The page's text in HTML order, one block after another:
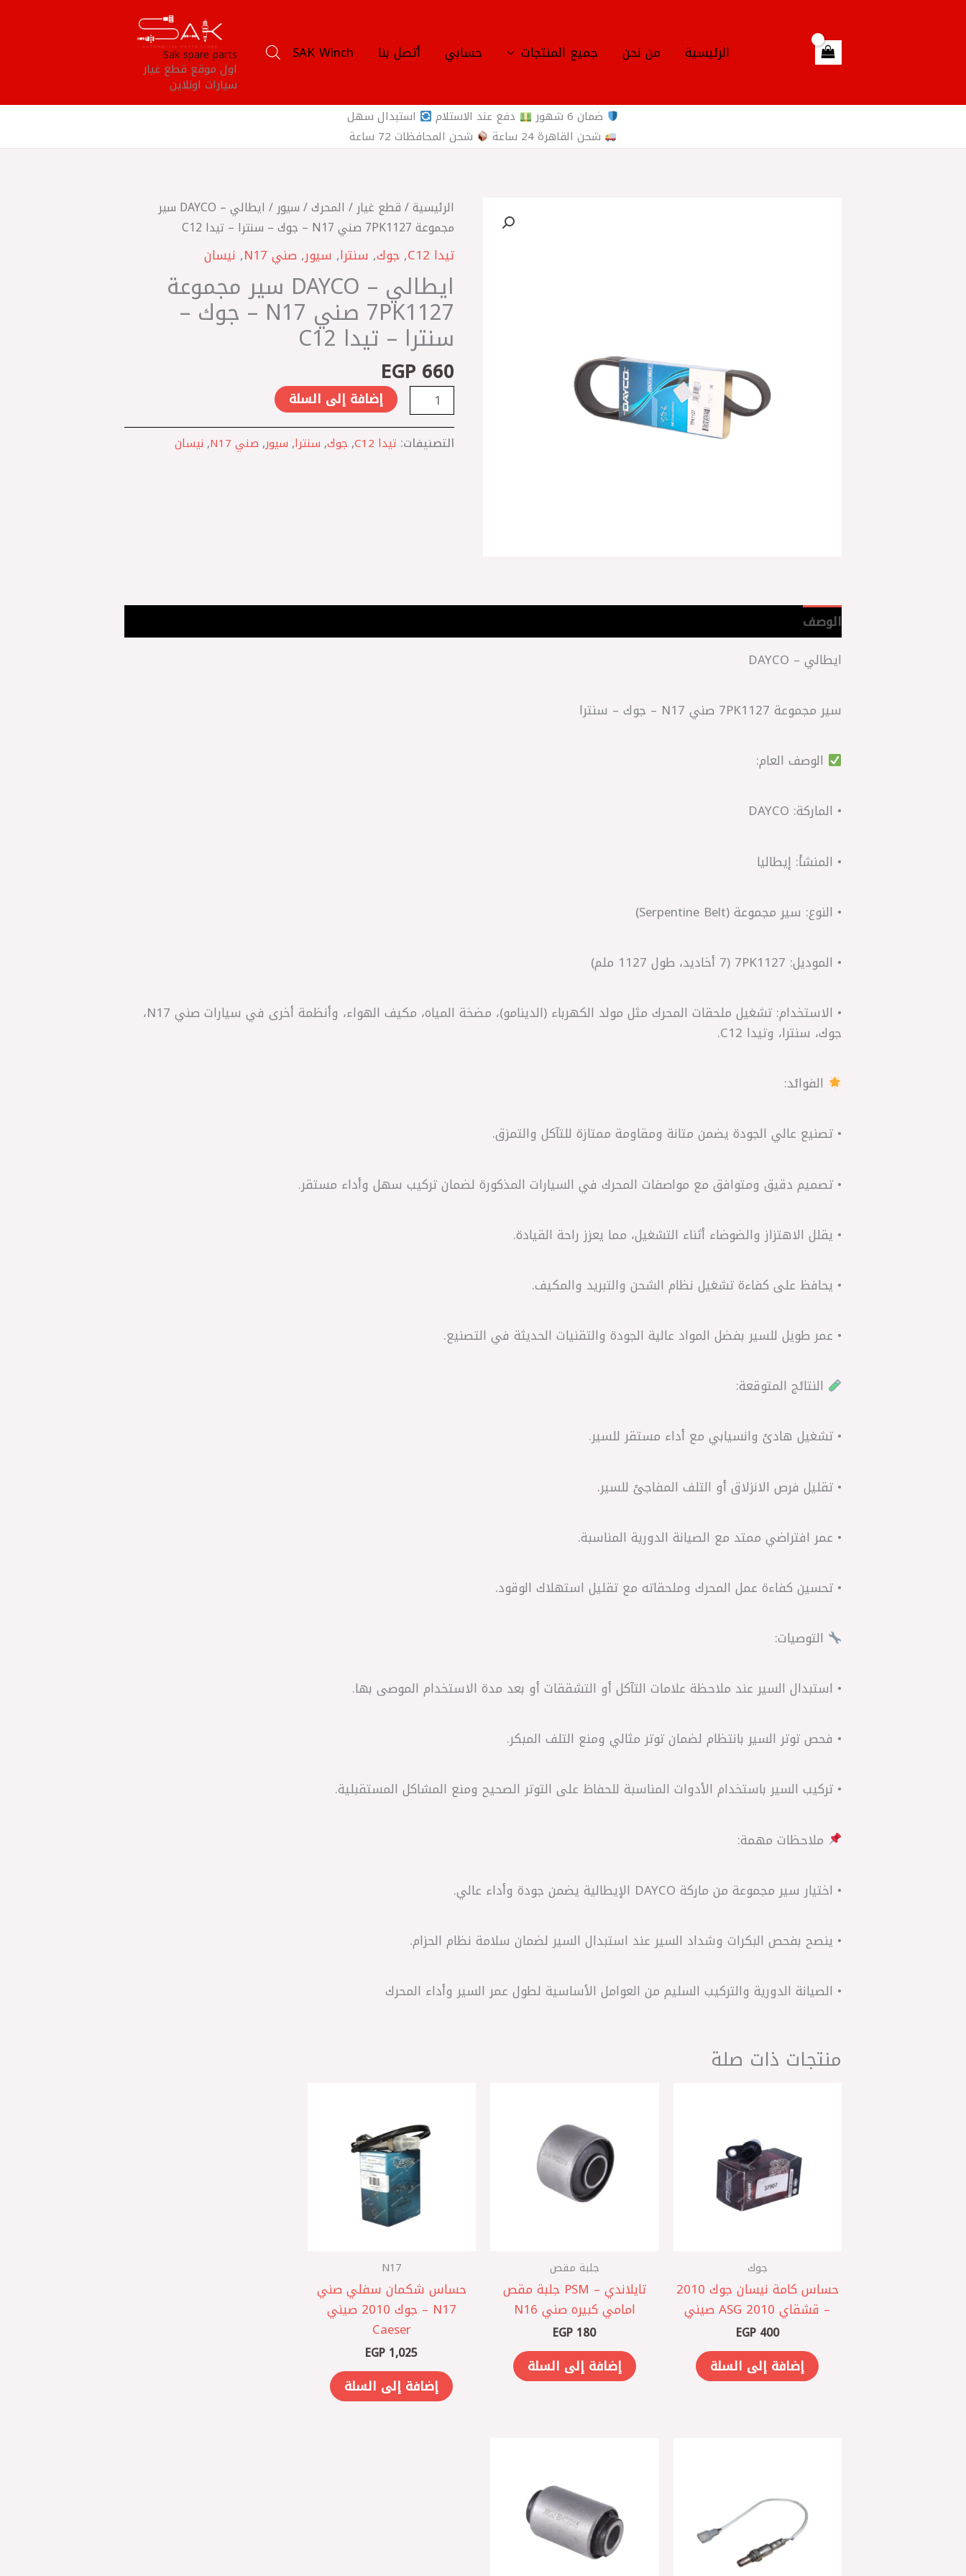
الرئيسية من نحن جميع المنتجات حسابي أتصل بنا SAK Winch
Sak spare parts
اول موقع قطع غيار
سيارات اونلاين
ضمان 6 شهور
دفع عند الاستلام
استبدال سهل
شحن القاهرة 24 ساعة
شحن المحافظات 72 ساعة
الرئيسية/ قطع غيار/ المحرك/ سيور
/ ايطالي – DAYCO سير
مجموعة 7PK1127 صني N17 – جوك – سنترا – تيدا C12
تيدا C12 , جوك, سنترا, سيور, صني N17 , نيسان
ايطالي – DAYCO سير مجموعة
7PK1127 صني N17 – جوك –
سنترا – تيدا C12
EGP 660
كمية
ايطالي
-
DAYCO
سير
مجموعة
7PK1127
صني
N17
-
جوك
-
سنترا
إضافة إلى السلة
التصنيفات: تيدا C12 , جوك, سنترا, سيور, صني N17 , نيسان
الوصف
ايطالي – DAYCO
سير مجموعة 7PK1127 صني N17 – جوك – سنترا
الوصف العام:
• الماركة: DAYCO
• المنشأ: إيطاليا
• النوع: سير مجموعة (Serpentine Belt)
• الموديل: 7PK1127 (7 أخاديد، طول 1127 ملم)
• الاستخدام: تشغيل ملحقات المحرك مثل مولد الكهرباء (الدينامو)، مضخة المياه، مكيف الهواء، وأنظمة أخرى في سيارات صني N17،
جوك، سنترا، وتيدا C12.
الفوائد:
• تصنيع عالي الجودة يضمن متانة ومقاومة ممتازة للتآكل والتمزق.
• تصميم دقيق ومتوافق مع مواصفات المحرك في السيارات المذكورة لضمان تركيب سهل وأداء مستقر.
• يقلل الاهتزاز والضوضاء أثناء التشغيل، مما يعزز راحة القيادة.
• يحافظ على كفاءة تشغيل نظام الشحن والتبريد والمكيف.
• عمر طويل للسير بفضل المواد عالية الجودة والتقنيات الحديثة في التصنيع.
النتائج المتوقعة:
• تشغيل هادئ وانسيابي مع أداء مستقر للسير.
• تقليل فرص الانزلاق أو التلف المفاجئ للسير.
• عمر افتراضي ممتد مع الصيانة الدورية المناسبة.
• تحسين كفاءة عمل المحرك وملحقاته مع تقليل استهلاك الوقود.
التوصيات:
• استبدال السير عند ملاحظة علامات التآكل أو التشققات أو بعد مدة الاستخدام الموصى بها.
• فحص توتر السير بانتظام لضمان توتر مثالي ومنع التلف المبكر.
• تركيب السير باستخدام الأدوات المناسبة للحفاظ على التوتر الصحيح ومنع المشاكل المستقبلية.
ملاحظات مهمة:
• اختيار سير مجموعة من ماركة DAYCO الإيطالية يضمن جودة وأداء عالي.
• ينصح بفحص البكرات وشداد السير عند استبدال السير لضمان سلامة نظام الحزام.
• الصيانة الدورية والتركيب السليم من العوامل الأساسية لطول عمر السير وأداء المحرك
منتجات ذات صلة
جوك
حساس كامة نيسان جوك 2010
– قشقاي 2010 ASG صيني
EGP400
إضافة إلى السلة
جلبة مقص
تايلاندي – PSM جلبة مقص
امامي كبيره صني N16
EGP 180
إضافة إلى السلة
N17
حساس شكمان سفلي صني
N17 – جوك 2010 صيني
Caeser
EGP 1,025
إضافة إلى السلة